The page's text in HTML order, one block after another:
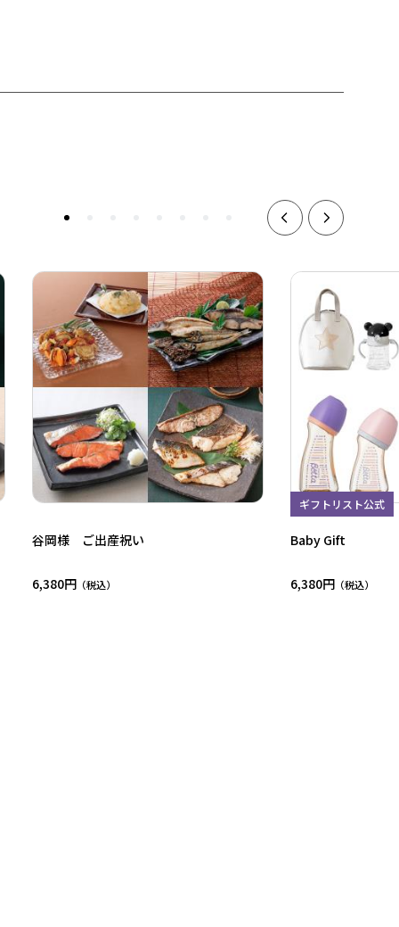
谷岡様 ご出産祝い
6,380円
ギフトリスト公式
Baby Gift
6,380円